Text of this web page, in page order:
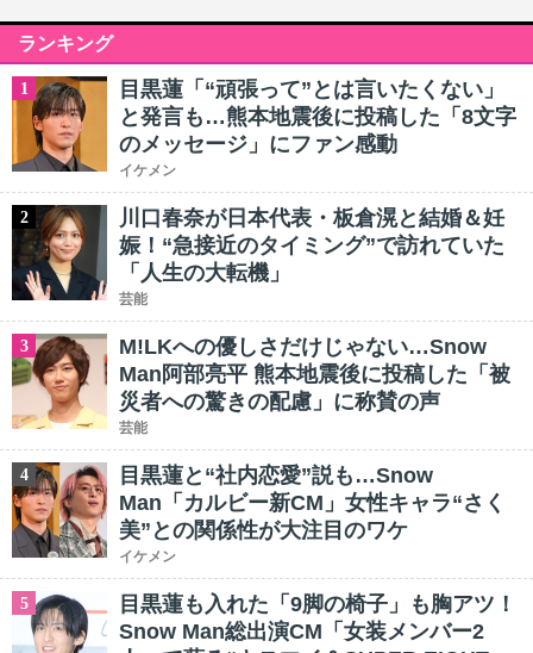
ランキング
1
目黒蓮「“頑張って”とは言いたくない」
と発言も…熊本地震後に投稿した「8文字
のメッセージ」にファン感動
イケメン
2
川口春奈が日本代表・板倉滉と結婚＆妊
娠！“急接近のタイミング”で訪れていた
「人生の大転機」
芸能
3
M!LKへの優しさだけじゃない…Snow
Man阿部亮平 熊本地震後に投稿した「被
災者への驚きの配慮」に称賛の声
芸能
4
目黒蓮と“社内恋愛”説も…Snow
Man「カルビー新CM」女性キャラ“さく
美”との関係性が大注目のワケ
イケメン
5
目黒蓮も入れた「9脚の椅子」も胸アツ！
Snow Man総出演CM「女装メンバー2